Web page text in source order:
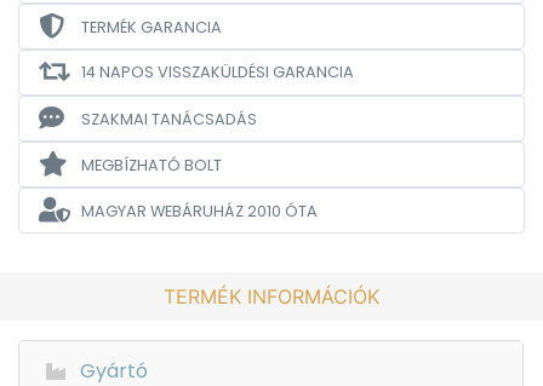
TERMÉK GARANCIA
14 NAPOS VISSZAKÜLDÉSI GARANCIA
SZAKMAI TANÁCSADÁS
MEGBÍZHATÓ BOLT
MAGYAR WEBÁRUHÁZ2010 ÓTA
TERMÉK INFORMÁCIÓK
Gyártó